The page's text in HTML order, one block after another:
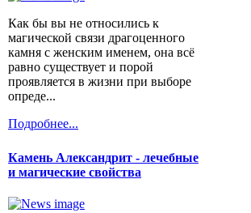
Как бы вы не относились к
магической связи драгоценного
камня с женским именем, она всё
равно существует и порой
проявляется в жизни при выборе
опреде...
Подробнее...
Камень Александрит - лечебные
и магические свойства